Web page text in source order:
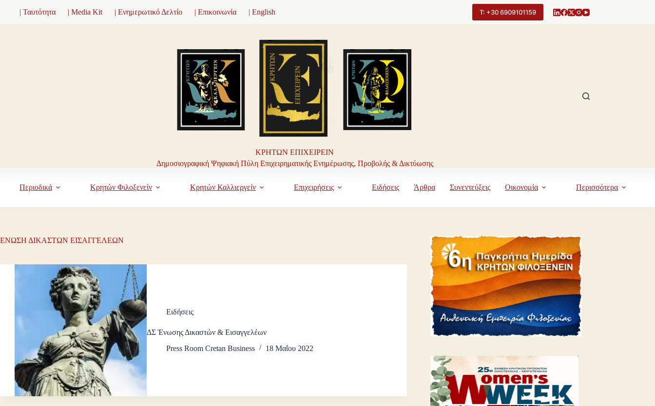
| Ταυτότητα | Media Kit | Ενημερωτικό Δελτίο | Επικοινωνία | English Τ: +30 6909101159
ΚΡΗΤΩΝ ΕΠΙΧΕΙΡΕΙΝ
Δημοσιογραφική Ψηφιακή Πύλη Επιχειρηματικής Ενημέρωσης, Προβολής & Δικτύωσης
Περιοδικά Κρητών Φιλοξενείν Κρητών Καλλιεργείν Επιχειρήσεις Ειδήσεις Άρθρα Συνεντεύξεις Οικονομία Περισσότερα
ΕΝΩΣΗ ΔΙΚΑΣΤΩΝ ΕΙΣΑΓΓΕΛΕΩΝ
Ειδήσεις
ΔΣ Ένωσης Δικαστών & Εισαγγελέων
Press Room Cretan Business
18 Μαΐου 2022